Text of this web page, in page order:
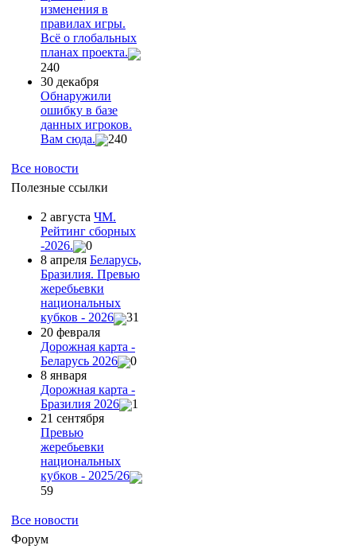
изменения в
правилах игры.
Всё о глобальных
планах проекта.
240
30 декабря
Обнаружили
ошибку в базе
данных игроков.
Вам сюда.
240
Все новости
Полезные ссылки
2 августа ЧМ.
Рейтинг сборных
-2026.
0
8 апреля Беларусь,
Бразилия. Превью
жеребьевки
национальных
кубков - 2026
31
20 февраля
Дорожная карта -
Беларусь 2026
0
8 января
Дорожная карта -
Бразилия 2026
1
21 сентября
Превью
жеребьевки
национальных
кубков - 2025/26
59
Все новости
Форум